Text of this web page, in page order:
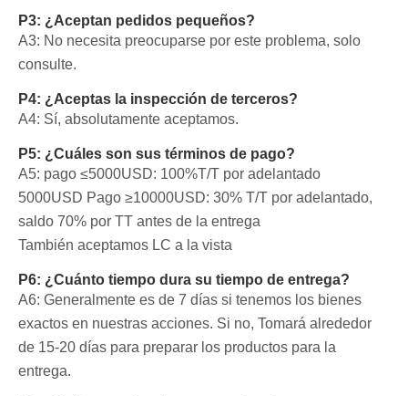
P3: ¿Aceptan pedidos pequeños?
A3: No necesita preocuparse por este problema, solo
consulte.
P4: ¿Aceptas la inspección de terceros?
A4: Sí, absolutamente aceptamos.
P5: ¿Cuáles son sus términos de pago?
A5: pago ≤5000USD: 100%T/T por adelantado
5000USD Pago ≥10000USD: 30% T/T por adelantado,
saldo 70% por TT antes de la entrega
También aceptamos LC a la vista
P6: ¿Cuánto tiempo dura su tiempo de entrega?
A6: Generalmente es de 7 días si tenemos los bienes
exactos en nuestras acciones. Si no, Tomará alrededor
de 15-20 días para preparar los productos para la
entrega.